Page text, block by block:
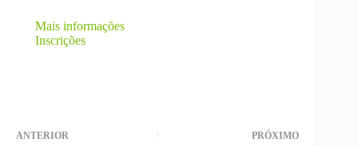
Mais informações
Inscrições
ANTERIOR PRÓXIMO